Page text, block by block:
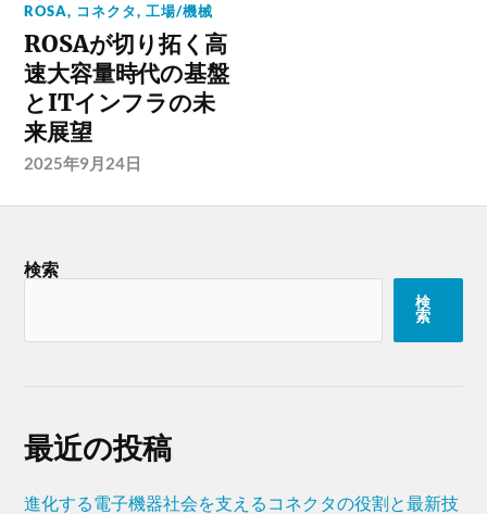
ROSA, コネクタ,工場/機械
ROSAが切り拓く高
速大容量時代の基盤
とITインフラの未
来展望
2025年9月24日
検索
検
索
最近の投稿
進化する電子機器社会を支えるコネクタの役割と最新技